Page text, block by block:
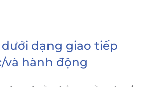
dạng giao tiếp
và hành động